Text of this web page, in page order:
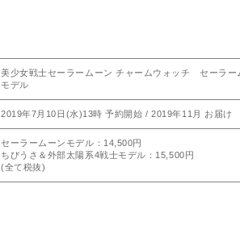
美少女戦士セーラームーン チャームウォッチ セーラ
モデル
2019年7月10日(水)13時 予約開始 / 2019年11月 お届け
セーラームーンモデル：14,500円
ちびうさ＆外部太陽系4戦士モデル：15,500円
(全て税抜)